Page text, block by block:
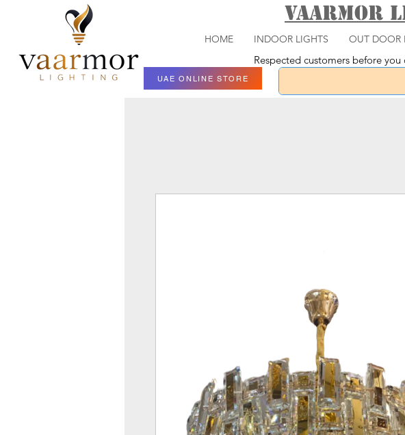
Vaarmor
HOME INDOOR LIGHTS OUT DOOR
Respected customers before
UAE ONLINE STORE